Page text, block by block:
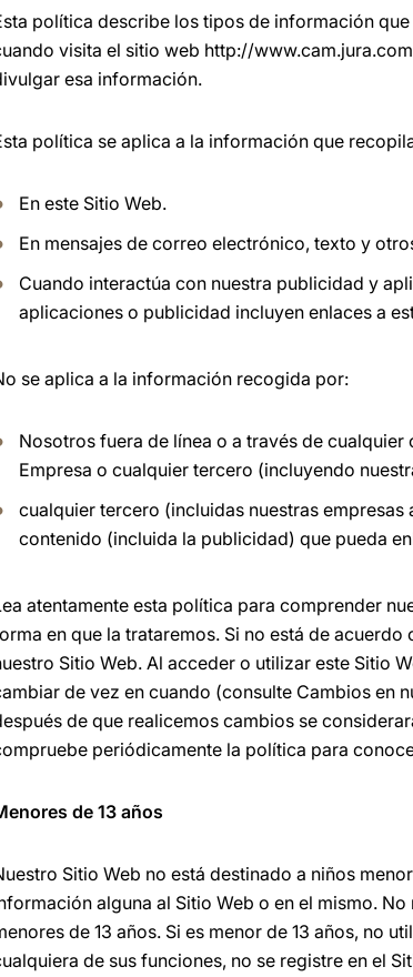
política describe los tipos de información
visita el sitio web http://
esa información.
política se aplica a la información que
En este Sitio Web.
En mensajes de correo electrónico, texto y
Cuando interactúa con nuestra publicidad y
aplicaciones o publicidad incluyen enlaces a
se aplica a la información recogida por:
Nosotros fuera de línea o a través de
Empresa o cualquier tercero (incluyendo
cualquier tercero (incluidas nuestras
contenido (incluida la publicidad) que pueda
atentamente esta política para comprender
en que la trataremos. Si no está de
Sitio Web. Al acceder o utilizar este Sitio
de vez en cuando (consulte Cambios en
de que realicemos cambios se
periódicamente la política para
de 13 años
Sitio Web no está destinado a niños
alguna al Sitio Web o en el mismo.
de 13 años. Si es menor de 13 años, no
de sus funciones, no se registre en el